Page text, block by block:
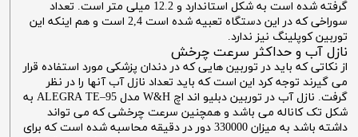
گرفته شده است به شکل استاندارد و 12.2 میلی متر است. تعداد
سوراخی که در این دستگاه تعبیه شده است 2,4 است و هم اینکه این
توربین کوپلینگ نیز ندارد.
نازل آب و حداکثر سرعت چرخش
از نکاتی که باید در توربین هایی که در دندان پزشکی مورد استفاده قرار
می گیرند توجه کرد این است که باید تعداد نازل آب آنها را در نظر
گرفت. نازل آب در توربین دبلیو اند اچ W&H مدل ALEGRA TE–95 به
شکل تک کاناله می باشد و همچنین سرعت چرخشی که می تواند
داشته باشد به میزان 330000 دور در دقیقه محاسبه شده است که برای